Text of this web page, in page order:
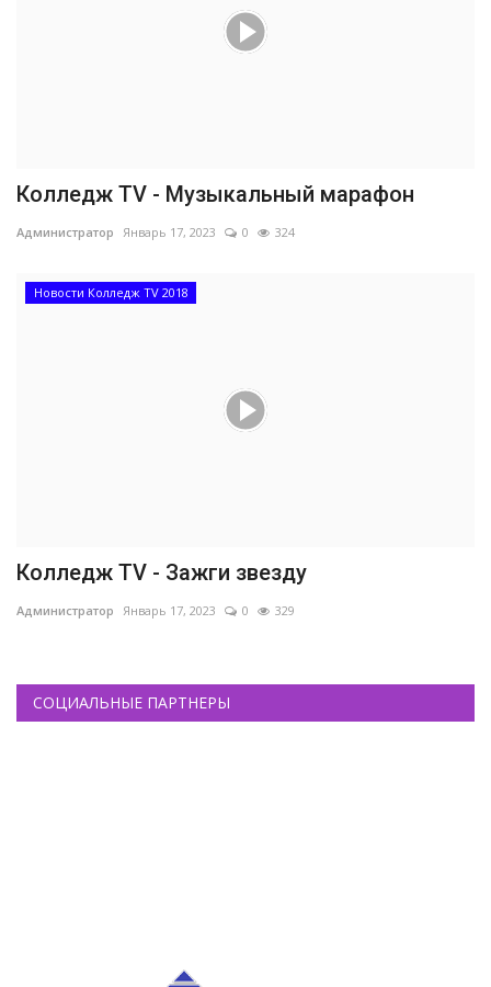
Колледж TV - Музыкальный марафон
Администратор Январь 17, 2023 0 324
Новости Колледж TV 2018
Колледж TV - Зажги звезду
Администратор Январь 17, 2023 0 329
СОЦИАЛЬНЫЕ ПАРТНЕРЫ